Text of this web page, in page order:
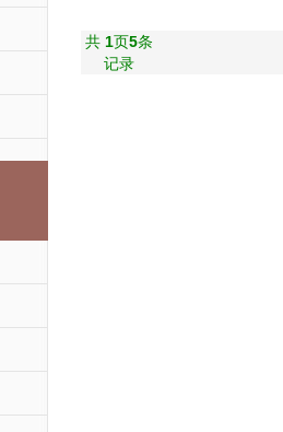
共 1页5条
记录